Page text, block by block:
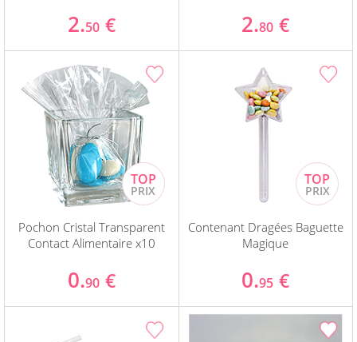
2.50 € 2.80 €
Pochon Cristal Transparent
Contact Alimentaire x10
0.90 €
Contenant Dragées Baguette
Magique
0.95 €